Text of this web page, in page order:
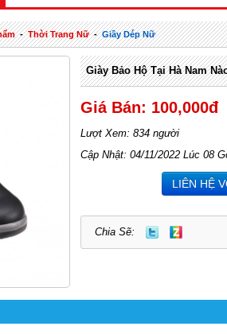
-Thời Trang Nữ-Giầy Dép Nữ
Giày Bảo Hộ Tại Hà Nam
Giá Bán: 100,000đ
Lượt Xem: 834 người
Cập Nhật: 04/11/2022 Lúc 08
LIÊN HỆ
Chia Sẽ: